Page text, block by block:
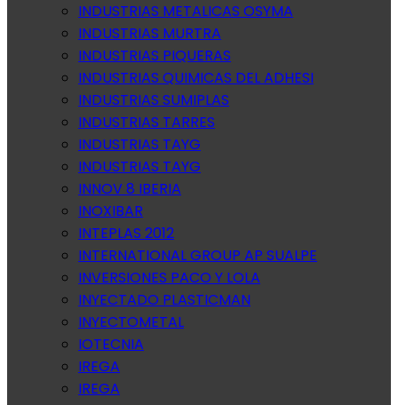
INDUSTRIAS METALICAS OSYMA
INDUSTRIAS MURTRA
INDUSTRIAS PIQUERAS
INDUSTRIAS QUIMICAS DEL ADHESI
INDUSTRIAS SUMIPLAS
INDUSTRIAS TARRES
INDUSTRIAS TAYG
INDUSTRIAS TAYG
INNOV 8 IBERIA
INOXIBAR
INTEPLAS 2012
INTERNATIONAL GROUP AP SUALPE
INVERSIONES PACO Y LOLA
INYECTADO PLASTICMAN
INYECTOMETAL
IOTECNIA
IREGA
IREGA